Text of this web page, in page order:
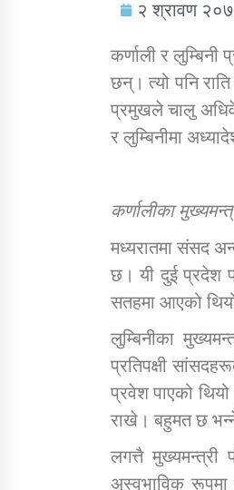
सन्देश
तातोपानी गाउँपालिका
२ श्रावण
कर्णाली र
छन्। त्यो पनि
प्रमुखले चालु
र लुम्बिनीमा
कर्णालीका
मध्यरातमा संसद
छ। यी दुई प्रदेश
सतहमा आएको
लुम्बिनीका
प्रतिपक्षी
प्रवेश पाएको
राखे। बहुमत छ भन्ने
लगत्तै
अस्वभाविक